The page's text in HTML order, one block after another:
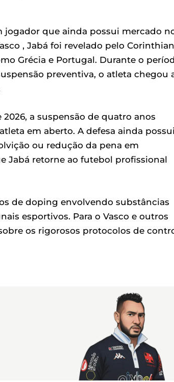
jogador que ainda possui mercado
, Jabá foi revelado pelo
Grécia e Portugal. Durante o
preventiva, o atleta chegou
a suspensão de quatro anos
em aberto. A defesa ainda
ou redução da pena em
Jabá retorne ao futebol profissional
de doping envolvendo substâncias
esportivos. Para o Vasco e outros
os rigorosos protocolos de